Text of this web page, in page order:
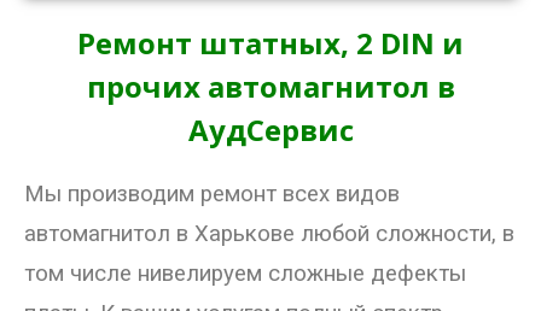
- Аудиосистема для открытой площадки. Секреты
инсталляции
- Покупка усилителя после апгрейда. Случай с Амфитоном
- Конфигурирование и настройка акустических систем для
- Улучшаем звучание — подготовка помещения для
прослушивания музыки.
Ремонт штатных, 2 DIN и
прочих автомагнитол в
АудСервис
Мы производим ремонт всех видов
автомагнитол в Харькове любой сложности, в
том числе нивелируем сложные дефекты